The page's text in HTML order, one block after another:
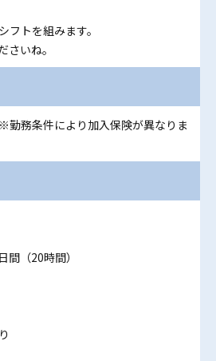
フトを組みます。
さいね。
勤務条件により加入保険が異なりま
（20時間）